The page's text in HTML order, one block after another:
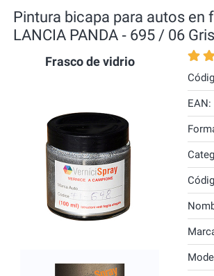
Pintura bicapa para autos en
LANCIA PANDA ‐ 695 / 06
Frasco de vidrio
EAN: